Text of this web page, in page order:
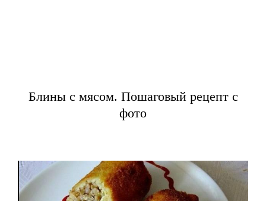
Блины с мясом. Пошаговый рецепт с
фото